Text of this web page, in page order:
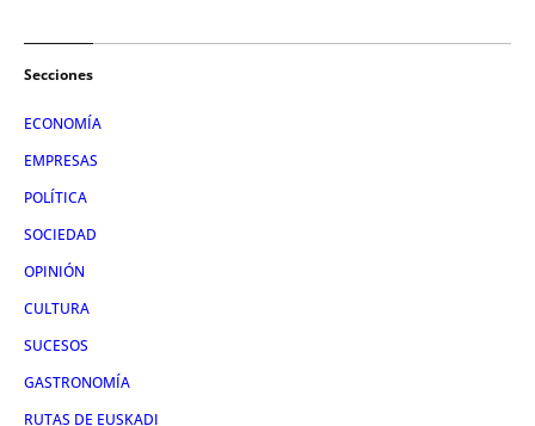
Secciones
ECONOMÍA
EMPRESAS
POLÍTICA
SOCIEDAD
OPINIÓN
CULTURA
SUCESOS
GASTRONOMÍA
RUTAS DE EUSKADI